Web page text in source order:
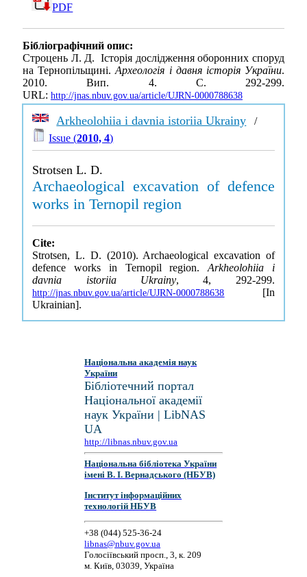
PDF
Бібліографічний опис:
Строцень Л. Д. Історія дослідження оборонних споруд
на Тернопільщині.Археологія і давня історія України.
2010. Вип. 4. С. 292-299.
URL: http://jnas.nbuv.gov.ua/article/UJRN-0000788638
Arkheolohiia i davnia istoriia Ukrainy /
Issue (2010, 4)
Strotsen L. D.
Archaeological excavation of defence
works in Ternopil region
Cite:
Strotsen, L. D. (2010). Archaeological excavation of
defence works in Ternopil region. Arkheolohiia i
davnia istoriia Ukrainy, 4, 292-299.
http://jnas.nbuv.gov.ua/article/UJRN-0000788638 [In
Ukrainian].
Національна академія наук
України
Бібліотечний портал
Національної академії
наук України | LibNAS
UA
http://libnas.nbuv.gov.ua
Національна бібліотека України
імені В. І. Вернадського (НБУВ)
Інститут інформаційних
технологій НБУВ
+38 (044) 525-36-24
libnas@nbuv.gov.ua
Голосіївський просп., 3, к. 209
м. Київ, 03039, Україна